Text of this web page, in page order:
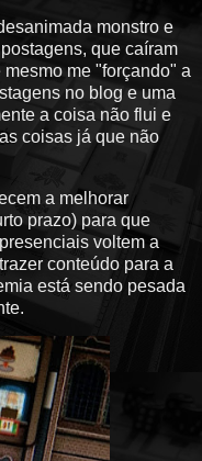
monstro e
que caíram
me "forçando" a
no blog e uma
a coisa não flui e
coisas já que não
a melhorar
prazo) para que
voltem a
conteúdo para a
está sendo pesada